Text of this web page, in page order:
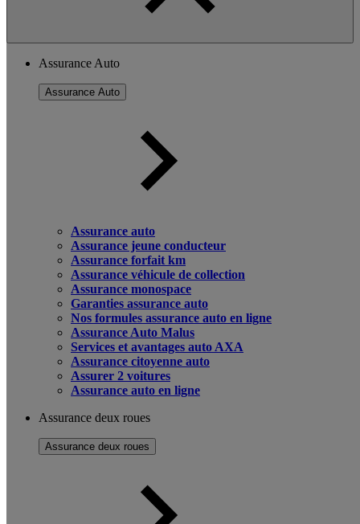
Assurance Auto
Assurance Auto
Assurance auto
Assurance jeune conducteur
Assurance forfait km
Assurance véhicule de collection
Assurance monospace
Garanties assurance auto
Nos formules assurance auto en ligne
Assurance Auto Malus
Services et avantages auto AXA
Assurance citoyenne auto
Assurer 2 voitures
Assurance auto en ligne
Assurance deux roues
Assurance deux roues